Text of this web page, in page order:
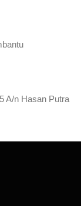
A/n Hasan Putra